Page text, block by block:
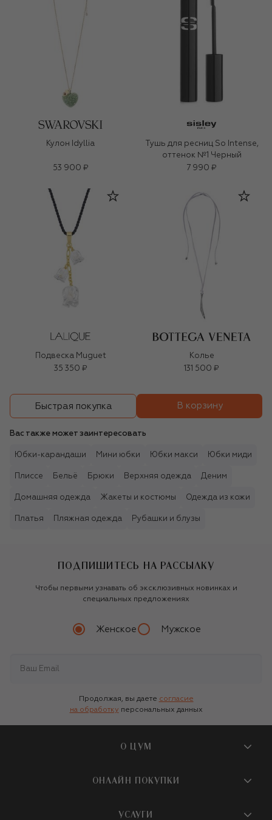
Кулон Idyllia
53 900 ₽
Тушь для ресниц So Intense,
оттенок №1 Черный
7 990 ₽
Подвеска Muguet
35 350 ₽
Колье
131 500 ₽
Быстрая покупка В корзину
Вас также может заинтересовать
Юбки-карандаши Мини юбки Юбки макси Юбки миди
Плиссе Бельё Брюки Верхняя одежда Деним
Домашняя одежда Жакеты и костюмы Одежда из кожи
Платья Пляжная одежда Рубашки и блузы
ПОДПИШИТЕСЬ НА РАССЫЛКУ
Чтобы первыми узнавать об эксклюзивных новинках и
специальных предложениях
Женское Мужское
Продолжая, вы даете согласие
на обработку персональных данных
О ЦУМ
О магазине
Бутики и ПВЗ ЦУМ
ОНЛАЙН ПОКУПКИ
УСЛУГИ